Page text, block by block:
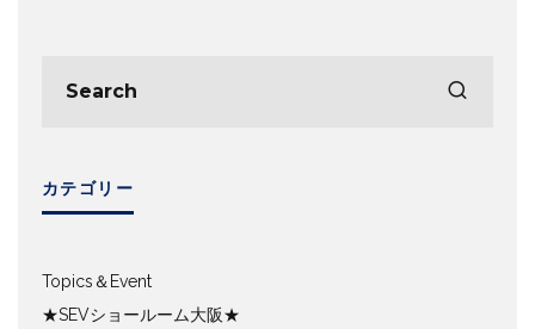
カテゴリー
Topics＆Event
★SEVショールーム大阪★